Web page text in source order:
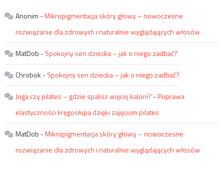
Anonim -Mikropigmentacja skóry głowy – nowoczesne
rozwiązanie dla zdrowych i naturalnie wyglądających włosów
MatDob -Spokojny sen dziecka – jak o niego zadbać?
Chrobok -Spokojny sen dziecka – jak o niego zadbać?
Joga czy pilates – gdzie spalisz więcej kalorii? -Poprawa
elastyczności kręgosłupa dzięki zajęciom pilates
MatDob -Mikropigmentacja skóry głowy – nowoczesne
rozwiązanie dla zdrowych i naturalnie wyglądających włosów